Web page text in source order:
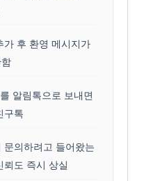
가 후 환영 메시지가
알림톡으로 보내면
구톡
문의하려고 들어왔는
뢰도 즉시 상실